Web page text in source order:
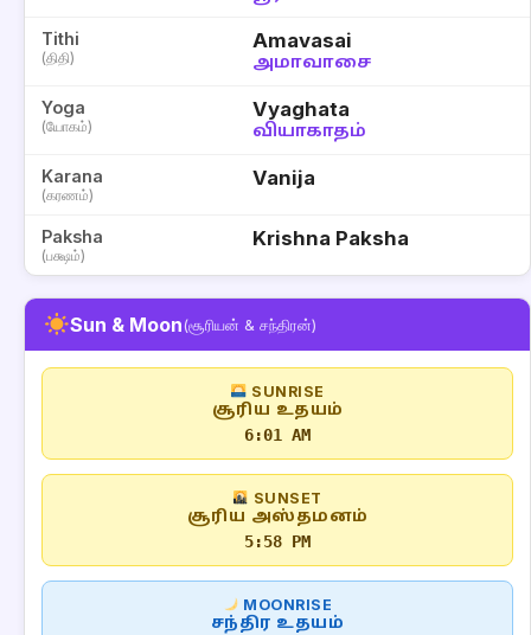
Tithi
(திதி)
Amavasai
அமாவாசை
Yoga
(யோகம்)
Vyaghata
வியாகாதம்
Karana
(கரணம்)
Vanija
Paksha
(பக்ஷம்)
Krishna Paksha
Sun & Moon(சூரியன் & சந்திரன்)
SUNRISE
சூரிய உதயம்
6:01 AM
SUNSET
சூரிய அஸ்தமனம்
5:58 PM
MOONRISE
சந்திர உதயம்